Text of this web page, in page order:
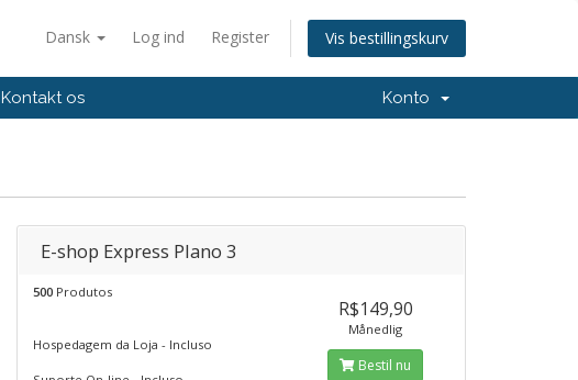
Dansk Log ind Register Vis bestillingskurv
Kontakt os Konto
E-shop Express Plano 3
500 Produtos
Hospedagem da Loja - Incluso
R$149,90
Månedlig
Bestil nu